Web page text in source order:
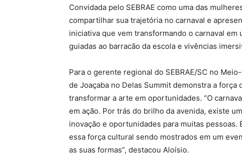
Convidada pelo SEBRAE como uma das
compartilhar sua trajetória no carnaval e
iniciativa que vem transformando o carnaval
guiadas ao barracão da escola e vivências
Para o gerente regional do SEBRAE/SC no
de Joaçaba no Delas Summit demonstra a
transformar a arte em oportunidades. “O
em ação. Por trás do brilho da avenida, existe
inovação e oportunidades para muitas
essa força cultural sendo mostrados em um
as suas formas”, destacou Aloísio.